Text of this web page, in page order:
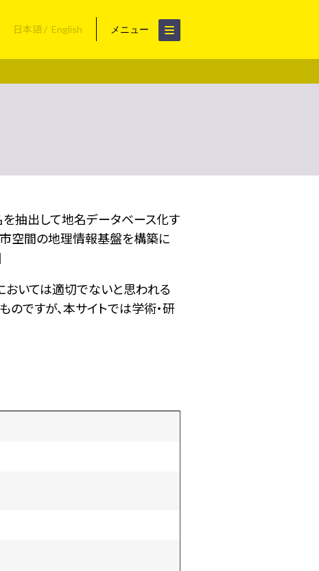
日本語 English メニュー
抽出して地名データベース化す
空間の地理情報基盤を構築に
おいては適切でないと思われる
ですが、本サイトでは学術・研